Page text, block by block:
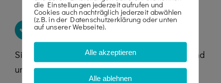
KOMPETENZ MIT KRANARBEITEN
Sie können unserer langjährigen Erfahrung rund
um Kranarbeiten vertrauen.
die Einstellungen jederzeit aufrufen und
Cookies auch nachträglich jederzeit abwählen
(z.B. in der Datenschutzerklärung oder unten
auf unserer Webseite).
Alle akzeptieren
Alle ablehnen